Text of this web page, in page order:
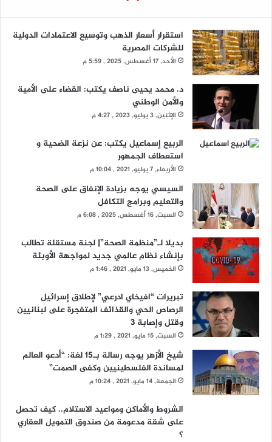
استقرار أسعار الذهب وتوسيع الاعتمادات الدولية
للشركات المصرية
الأحد, 17 أغسطس, 2025 , 5:59 م
د. محمد يحيى ناصف يكتب: القضاء على الأمية
والأمن الوطني
الإثنين, 3 يوليو, 2023 , 4:27 م
الربيع إسماعيل يكتب: عن نزعة الضحية و
استعطاف الجمهور
الأربعاء, 7 يوليو, 2021 , 10:04 م
السيسي يوجه بزيادة الإنفاق على الصحة
والتعليم وبرامج التكافل
السبت, 16 أغسطس, 2025 , 6:08 م
بديلا لـ”منظمة الصحة”| لجنة مستقلة تطالب
بإنشاء نظام عالمي جديد لمواجهة الأوبئة
الخميس, 13 مايو, 2021 , 1:46 م
تبريرات “افيخاي ادرعي” لإطلاق إسرائيل
الرصاص الحي والقذائف المتفجرة على لبنانيين
وقتل وإصابة 3
السبت, 15 مايو, 2021 , 1:29 م
شيخ الأزهر يوجه رسالة بـ15 لغة: “أدعو العالم
لمساندة الفلسطينيين وكفى الصمت”
الجمعة, 14 مايو, 2021 , 10:24 م
الشروط والأماكن ومواعيد الاستلام.. كيف تحصل
على شقة مدعومة من صندوق التمويل العقاري
؟